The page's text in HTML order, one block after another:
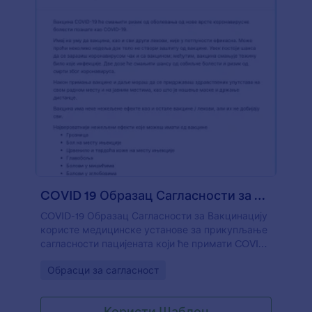
COVID 19 Образац Сагласности за Вакцинацију
COVID-19 Образац Сагласности за Вакцинацију
користе медицинске установе за прикупљање
сагласности пацијената који ће примати COVID-
Образац Сагласности за Вакцинацију можеш
прикупљаш информисани пристанак, е-потписе
Go to Category:
Обрасци за сагласност